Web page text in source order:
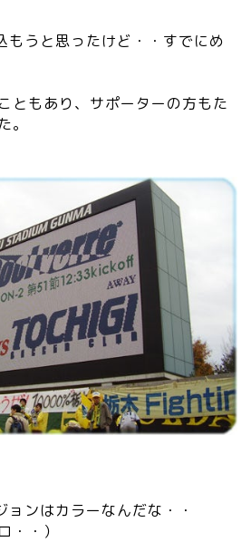
もうと思ったけど・・すでにめ
ともあり、サポーターの方もた
。
ンはカラーなんだな・・
・・）